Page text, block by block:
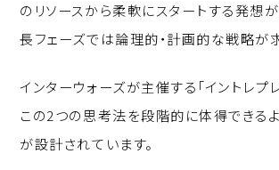
のリソースから柔軟にスタートする発想
長フェーズでは論理的・計画的な戦略が
インターウォーズが主催する「イントレプ
この2つの思考法を段階的に体得できるよ
が設計されています。